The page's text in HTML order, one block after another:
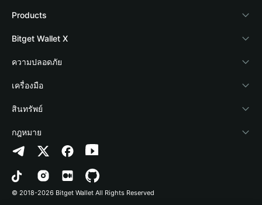
เกี่ยวกับ Bitget Wallet
Blog
Academy
ข่าวสารด้านคริปโต
ศูนย์ช่วยเหลือ
ติดต่อเรา
ทรัพยากรข้อมูลของแบรนด์
อาชีพ
Products
Crypto Card
Stablecoin Earn
Payfi Crypto
Crypto Swap API
Altcoin Season Index
Prediction Markets
DApp
Bitget Wallet X
นักพัฒนา
เชื่อมต่อ Wallet
Bitget Wallet Pay
ลิสต์โปรเจกต์
ความปลอดภัย
Protection Fund
เทคโนโลยีความปลอดภัย
เครื่องมือ
ซื้อคริปโต
การตรวจจับการอนุญาต
การตรวจจับสัญญา
การโอนเป็นชุด
สินทรัพย์
Arbitrum
Avalanche
Bitcoin
กฎหมาย
นโยบายความเป็นส่วนตัว
ข้อตกลงในการใช้บริการ
© 2018-2026 Bitget Wallet All Rights Reserved